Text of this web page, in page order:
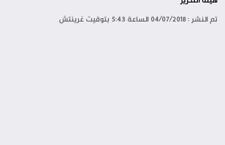
تم النشر : 04/07/2018 الساعة 5:43 بتوقيت غرينتش